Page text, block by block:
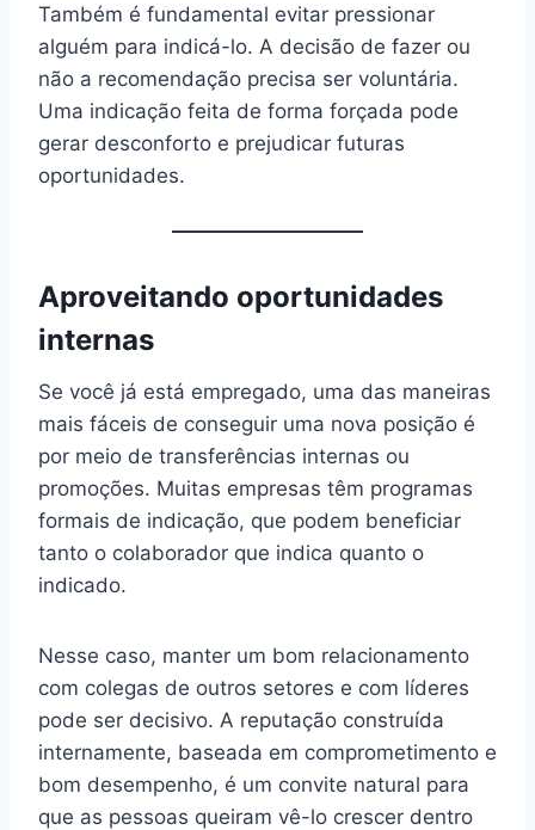
Também é fundamental evitar pressionar
alguém para indicá-lo. A decisão de fazer ou
não a recomendação precisa ser voluntária.
Uma indicação feita de forma forçada pode
gerar desconforto e prejudicar futuras
oportunidades.
Aproveitando oportunidades
internas
Se você já está empregado, uma das maneiras
mais fáceis de conseguir uma nova posição é
por meio de transferências internas ou
promoções. Muitas empresas têm programas
formais de indicação, que podem beneficiar
tanto o colaborador que indica quanto o
indicado.
Nesse caso, manter um bom relacionamento
com colegas de outros setores e com líderes
pode ser decisivo. A reputação construída
internamente, baseada em comprometimento e
bom desempenho, é um convite natural para
que as pessoas queiram vê-lo crescer dentro